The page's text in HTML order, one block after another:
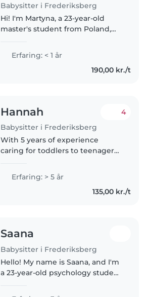
Babysitter i Frederiksberg
Hi! I'm Martyna, a 23-year-old
master's student from Poland,
genuinely love spending time
with children and have
experience caring for my
Erfaring: < 1 år
190,00 kr./t
Hannah
Babysitter i Frederiksberg
4
With 5 years of experience
caring for toddlers to teenagers,
babysitter who loves engaging
with kids. I'm comfortable with
pets, cooking, chores, and..
Erfaring: > 5 år
135,00 kr./t
Saana
Babysitter i Frederiksberg
Hello! My name is Saana, and I'm
a 23-year-old psychology student
Copenhagen. I'm a positive,